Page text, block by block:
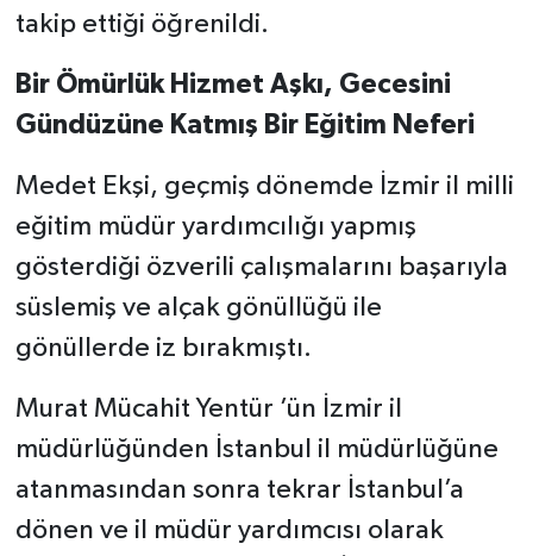
takip ettiği öğrenildi.
Bir Ömürlük Hizmet Aşkı, Gecesini
Gündüzüne Katmış Bir Eğitim Neferi
Medet Ekşi, geçmiş dönemde İzmir il milli
eğitim müdür yardımcılığı yapmış
gösterdiği özverili çalışmalarını başarıyla
süslemiş ve alçak gönüllüğü ile
gönüllerde iz bırakmıştı.
Murat Mücahit Yentür ’ün İzmir il
müdürlüğünden İstanbul il müdürlüğüne
atanmasından sonra tekrar İstanbul’a
dönen ve il müdür yardımcısı olarak